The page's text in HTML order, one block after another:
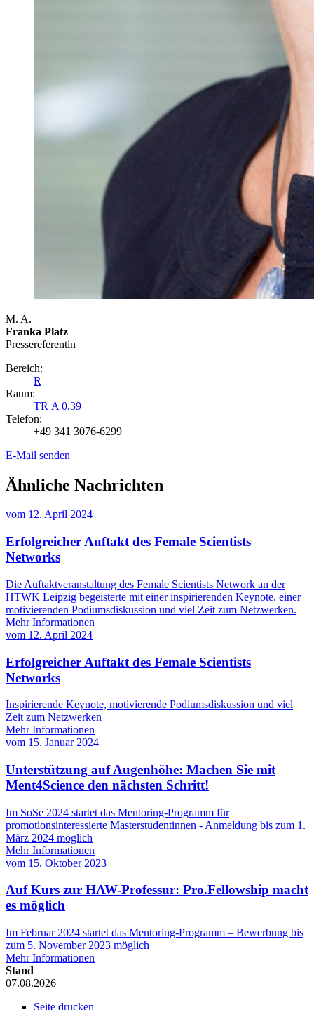
M. A.
Franka Platz
Presse­referentin
Bereich:
R
Raum:
TR A 0.39
Telefon:
+49 341 3076-6299
E-Mail senden
Ähnliche Nachrichten
vom 12. April 2024
Erfolgreicher Auftakt des Female Scientists
Networks
Die Auftaktveranstaltung des Female Scientists Network an der
HTWK Leipzig begeisterte mit einer inspirierenden Keynote, einer
motivierenden Podiumsdiskussion und viel Zeit zum Netzwerken.
Mehr Informationen
vom 12. April 2024
Erfolgreicher Auftakt des Female Scientists
Networks
Inspirierende Keynote, motivierende Podiumsdiskussion und viel
Zeit zum Netzwerken
Mehr Informationen
vom 15. Januar 2024
Unterstützung auf Augenhöhe: Machen Sie mit
Ment4Science den nächsten Schritt!
Im SoSe 2024 startet das Mentoring-Programm für
promotionsinteressierte Masterstudentinnen - Anmeldung bis zum 1.
März 2024 möglich
Mehr Informationen
vom 15. Oktober 2023
Auf Kurs zur HAW-Professur: Pro.Fellowship macht
es möglich
Im Februar 2024 startet das Mentoring-Programm – Bewerbung bis
zum 5. November 2023 möglich
Mehr Informationen
Stand
07.08.2026
Seite drucken